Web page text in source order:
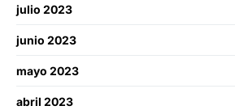
julio 2023
junio 2023
mayo 2023
abril 2023